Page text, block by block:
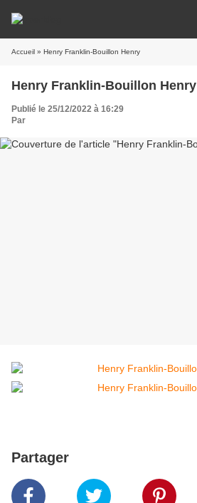
Accueil » Henry Franklin-Bouillon Henry
Henry Franklin-Bouillon Henry
Publié le 25/12/2022 à 16:29
Par
Partager